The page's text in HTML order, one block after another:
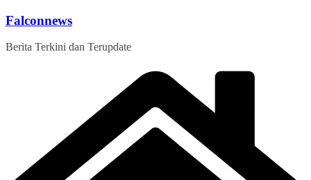
Skip
content
Falconnews
Berita Terkini dan Terupdate